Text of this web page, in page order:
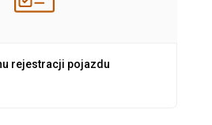
rejestracji pojazdu